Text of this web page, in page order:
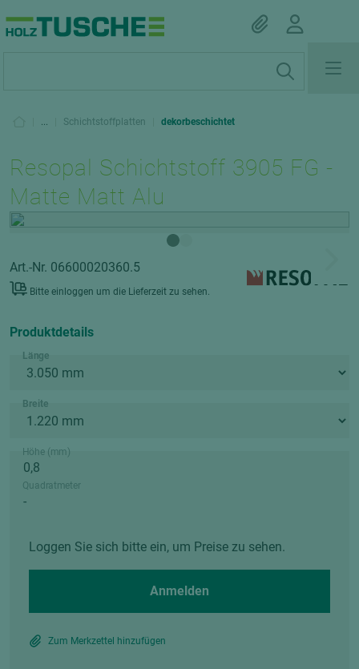
... Schichtstoffplatten dekorbeschichtet
Resopal Schichtstoff 3905 FG -
Matte Matt Alu
Art.-Nr. 06600020360.5
Bitte einloggen um die Lieferzeit zu sehen.
Produktdetails
Länge
Breite
Höhe (mm)
Quadratmeter
Loggen Sie sich bitte ein, um Preise zu sehen.
Anmelden
Zum Merkzettel hinzufügen